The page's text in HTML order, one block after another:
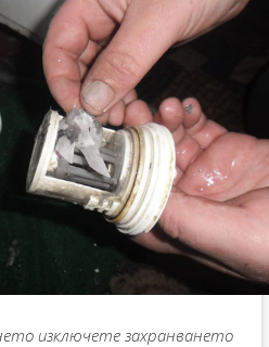
изключете захранването